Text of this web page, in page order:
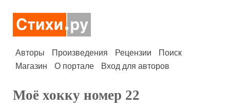
Авторы Произведения Рецензии
Поиск
Магазин
О портале Вход для авторов
Моё хокку номер 22